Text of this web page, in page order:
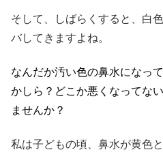
そして、しばらくすると、白
バしてきますよね。
なんだか汚い色の鼻水になっ
かしら？どこか悪くなってな
ませんか？
私は子どもの頃、鼻水が黄色